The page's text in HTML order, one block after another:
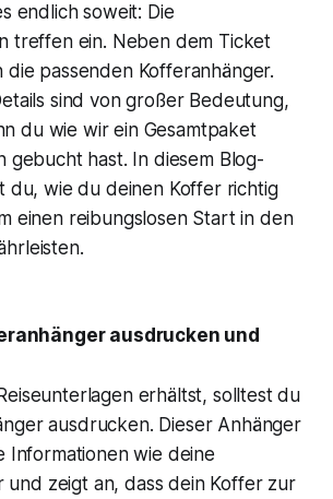
endlich soweit: Die
treffen ein. Neben dem Ticket
die passenden Kofferanhänger.
sind von großer Bedeutung,
du wie wir ein Gesamtpaket
gebucht hast. In diesem Blog-
du, wie du deinen Koffer richtig
einen reibungslosen Start in den
ausdrucken und
erhältst, solltest du
ausdrucken. Dieser Anhänger
Informationen wie deine
und zeigt an, dass dein Koffer zur